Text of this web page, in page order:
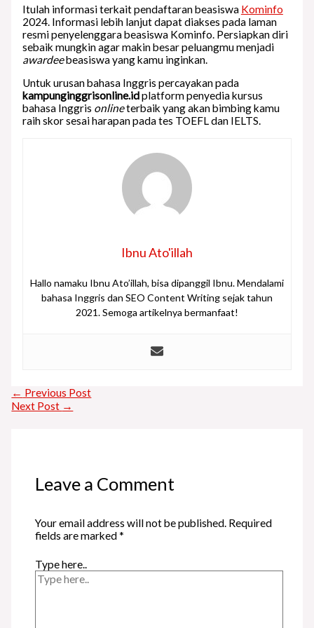
Itulah informasi terkait pendaftaran beasiswa Kominfo
2024. Informasi lebih lanjut dapat diakses pada laman
resmi penyelenggara beasiswa Kominfo. Persiapkan diri
sebaik mungkin agar makin besar peluangmu menjadi
awardeebeasiswa yang kamu inginkan.
Untuk urusan bahasa Inggris percayakan pada
kampunginggrisonline.idplatform penyedia kursus
bahasa Inggris onlineterbaik yang akan bimbing kamu
raih skor sesai harapan pada tes TOEFL dan IELTS.
Ibnu Ato'illah
Hallo namaku Ibnu Ato’illah, bisa dipanggil Ibnu. Mendalami
bahasa Inggris dan SEO Content Writing sejak tahun
2021. Semoga artikelnya bermanfaat!
← Previous Post
Next Post →
Leave a Comment
Your email address will not be published. Required
fields are marked*
Type here..